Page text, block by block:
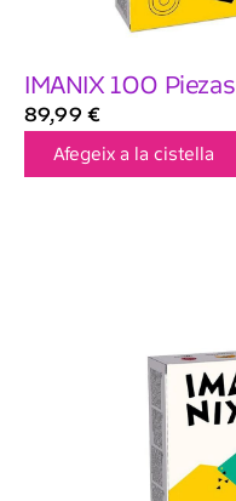
IMANIX 100 Piezas
89,99 €
Afegeix a la cistella